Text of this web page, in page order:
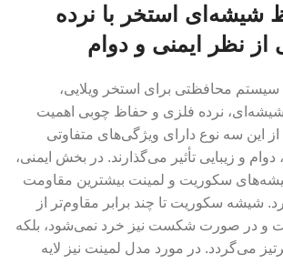
شیشه‌ای استخر با نرده
نظر ایمنی و دوام
سیستم محافظتی برای استخر ویلایی،
نرده فلزی و حفاظ چوبی اهمیت
از این سه نوع دارای ویژگی‌های متفاوتی
و زیبایی تأثیر می‌گذارند. در بخش ایمنی،
سکوریت و لمینت بیشترین مقاومت
شیشه سکوریت تا چند برابر مقاوم‌تر از
و در صورت شکست نیز خرد نمی‌شود، بلکه
می‌گردد. در مورد مدل لمینت نیز لایه